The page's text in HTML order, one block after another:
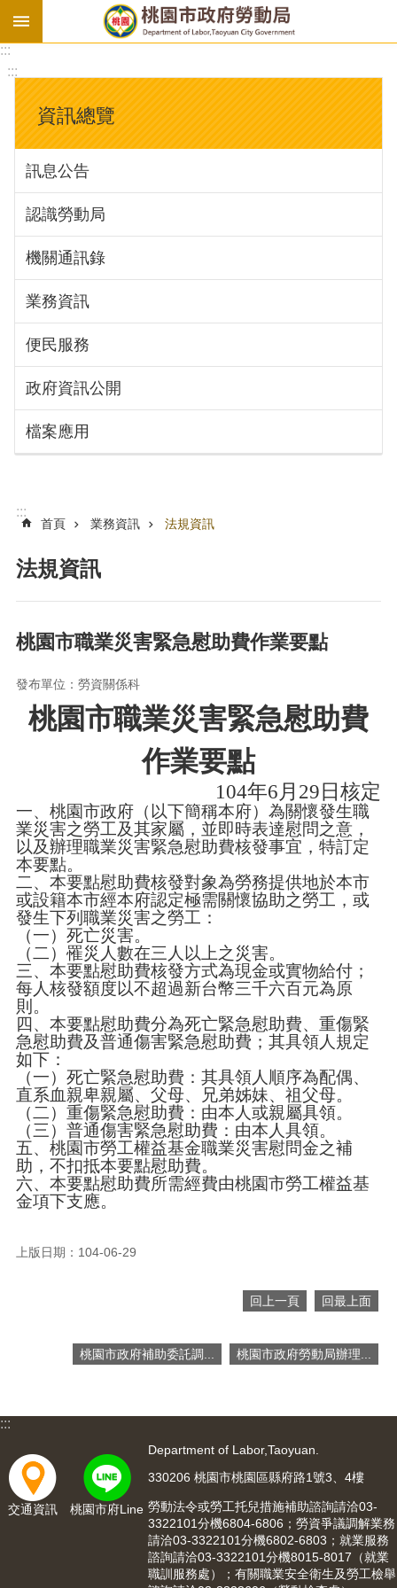
基
法
勞
資
會
庇
護
工
場
進
訊
息
公
識
動
局
關
通
錄
便
民
服
務
政
府
資
訊
公
開
檔
案
應
用
回
首
頁
網
站
覽
桃
園
市
入
:::
:::
資訊總覽
訊息公告
認識勞動局
機關通訊錄
業務資訊
便民服務
政府資訊公開
檔案應用
:::
首頁 業務資訊 法規資訊
法規資訊
桃園市職業災害緊急慰助費作業要點
發布單位：勞資關係科
桃園市職業災害緊急慰助費
作業要點
104年6月 29日核定
一、桃園市政府（以下簡稱本府）為關懷發生職
業災害之勞工及其家屬，並即時表達慰問之意，
以及辦理職業災害緊急慰助費核發事宜，特訂定
本要點。
二、本要點慰助費核發對象為勞務提供地於本市
或設籍本市經本府認定極需關懷協助之勞工，或
發生下列職業災害之勞工：
（一）死亡災害。
（二）罹災人數在三人以上之災害。
三、本要點慰助費核發方式為現金或實物給付；
每人核發額度以不超過新台幣三千六百元為原
則。
四、本要點慰助費分為死亡緊急慰助費、重傷緊
急慰助費及普通傷害緊急慰助費；其具領人規定
如下：
（一）死亡緊急慰助費：其具領人順序為配偶、
直系血親卑親屬、父母、兄弟姊妹、祖父母。
（二）重傷緊急慰助費：由本人或親屬具領。
（三）普通傷害緊急慰助費：由本人具領。
五、桃園市勞工權益基金職業災害慰問金之補
助，不扣抵本要點慰助費。
六、本要點慰助費所需經費由桃園市勞工權益基
金項下支應。
上版日期：104-06-29
回上一頁 回最上面
桃園市政府補助委託調... 桃園市政府勞動局辦理...
:::
交通資訊 桃園市府Line
Department of Labor,Taoyuan.
330206 桃園市桃園區縣府路1號3、4樓
勞動法令或勞工托兒措施補助諮詢請洽03-
3322101分機6804-6806；勞資爭議調解業務
請洽03-3322101分機6802-6803；就業服務
諮詢請洽03-3322101分機8015-8017（就業
職訓服務處）；有關職業安全衛生及勞工檢舉